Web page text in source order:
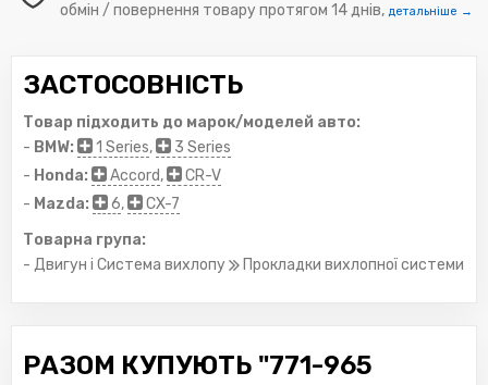
обмін / повернення товару протягом 14 днів, детальніше →
ЗАСТОСОВНІСТЬ
Товар підходить до марок/моделей авто:
- BMW: 1 Series,
3 Series
- Honda: Accord,
CR-V
- Mazda: 6,
CX-7
Товарна група:
- Двигун і Система вихлопу
Прокладки вихлопної системи
РАЗОМ КУПУЮТЬ "771-965